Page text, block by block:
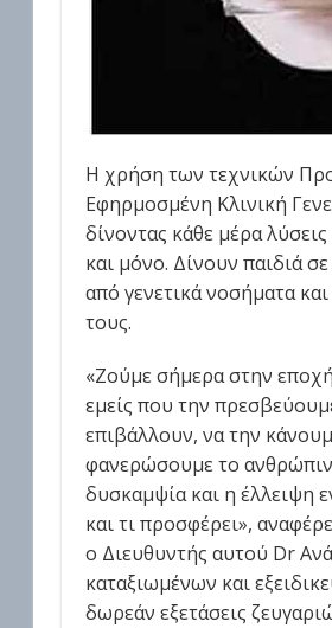
Η χρήση των τεχνικών
Εφηρμοσμένη Κλινική
δίνοντας κάθε μέρα
και μόνο. Δίνουν παιδιά
από γενετικά νοσήματα
τους.
«Ζούμε σήμερα στην
εμείς που την
επιβάλλουν, να την
φανερώσουμε το
δυσκαμψία και η έλλειψη
και τι προσφέρει»,
ο Διευθυντής αυτού Dr
καταξιωμένων και
δωρεάν εξετάσεις